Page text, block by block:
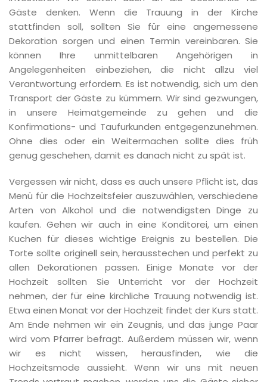
Gäste denken. Wenn die Trauung in der Kirche
stattfinden soll, sollten Sie für eine angemessene
Dekoration sorgen und einen Termin vereinbaren. Sie
können Ihre unmittelbaren Angehörigen in
Angelegenheiten einbeziehen, die nicht allzu viel
Verantwortung erfordern. Es ist notwendig, sich um den
Transport der Gäste zu kümmern. Wir sind gezwungen,
in unsere Heimatgemeinde zu gehen und die
Konfirmations- und Taufurkunden entgegenzunehmen.
Ohne dies oder ein Weitermachen sollte dies früh
genug geschehen, damit es danach nicht zu spät ist.
Vergessen wir nicht, dass es auch unsere Pflicht ist, das
Menü für die Hochzeitsfeier auszuwählen, verschiedene
Arten von Alkohol und die notwendigsten Dinge zu
kaufen. Gehen wir auch in eine Konditorei, um einen
Kuchen für dieses wichtige Ereignis zu bestellen. Die
Torte sollte originell sein, herausstechen und perfekt zu
allen Dekorationen passen. Einige Monate vor der
Hochzeit sollten Sie Unterricht vor der Hochzeit
nehmen, der für eine kirchliche Trauung notwendig ist.
Etwa einen Monat vor der Hochzeit findet der Kurs statt.
Am Ende nehmen wir ein Zeugnis, und das junge Paar
wird vom Pfarrer befragt. Außerdem müssen wir, wenn
wir es nicht wissen, herausfinden, wie die
Hochzeitsmode aussieht. Wenn wir uns mit neuen